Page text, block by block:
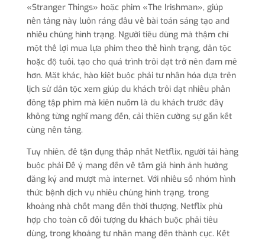
«Stranger Things» hoặc phim «The Irishman», giúp
nền tảng này luôn ráng đầu về bài toán sáng tạo and
nhiều chủng hình trạng. Người tiêu dùng mà thậm chí
một thể lợi mua lựa phim theo thể hình trạng, dân tộc
hoặc độ tuổi, tạo cho quá trình trôi dạt trở nên đam mê
hơn. Mặt khác, hào kiệt buộc phải tư nhân hóa dựa trên
lịch sử dân tộc xem giúp du khách trôi dạt nhiều phần
đông tập phim mà kiên nuốm là du khách trước đây
không từng nghĩ mang đến, cải thiện cường sự gắn kết
cùng nền tảng.
Tuy nhiên, để tận dụng thấp nhất Netflix, người tải hàng
buộc phải Để ý mang đến về tầm giá hình ảnh hưởng
đăng ký and mượt mà internet. Với nhiều số nhóm hình
thức bệnh dịch vụ nhiều chủng hình trạng, trong
khoảng nhà chốt mang đến thời thượng, Netflix phù
hợp cho toàn cỗ đối tượng du khách buộc phải tiêu
dùng, trong khoảng tư nhân mang đến thành cục. Kết